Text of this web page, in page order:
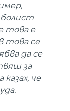
това е
това се
да се
за
че